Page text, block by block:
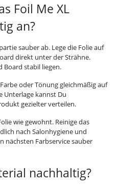
Foil Me XL
an?
sauber ab. Lege die Folie auf
direkt unter der Strähne.
Board stabil liegen.
oder Tönung gleichmäßig auf
Unterlage kannst Du
gezielter verteilen.
wie gewohnt. Reinige das
nach Salonhygiene und
nächsten Farbservice sauber
nachhaltig?